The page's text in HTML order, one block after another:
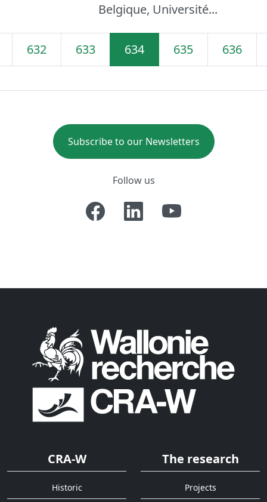
Belgique, Université...
632 633 634 635 636
Subscribe to our Newsletters
Follow us
CRA-W
Historic
The research
Projects